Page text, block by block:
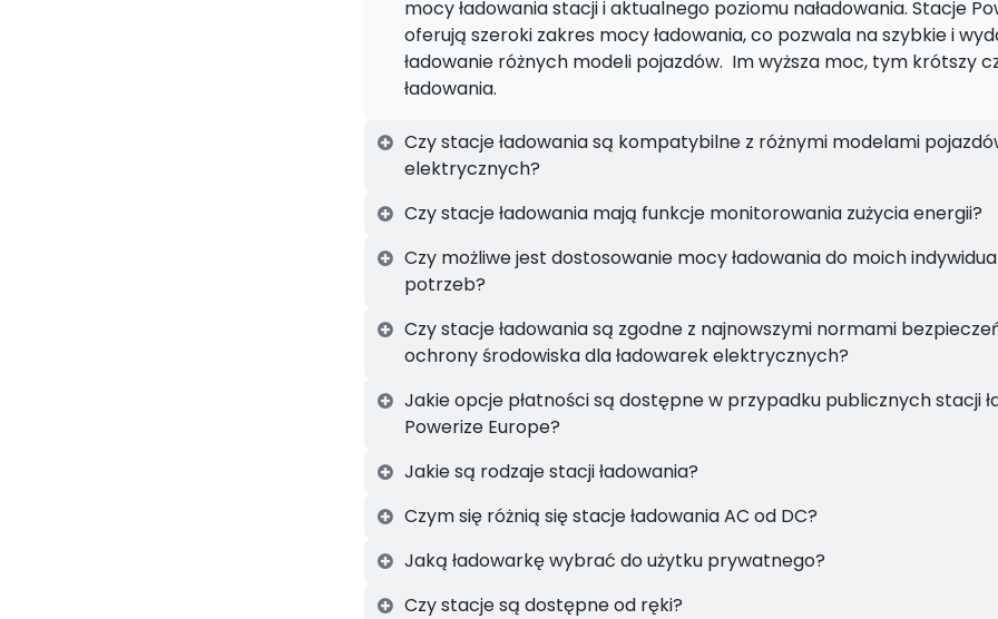
mocy ładowania stacji i aktualnego poziomu naładowania. Stacje
oferują szeroki zakres mocy ładowania, co pozwala na szybkie i
ładowanie różnych modeli pojazdów. Im wyższa moc, tym krótszy
ładowania.
Czy stacje ładowania są kompatybilne z różnymi modelami
elektrycznych?
Czy stacje ładowania mają funkcje monitorowania zużycia energii?
Czy możliwe jest dostosowanie mocy ładowania do moich
potrzeb?
Czy stacje ładowania są zgodne z najnowszymi normami
ochrony środowiska dla ładowarek elektrycznych?
Jakie opcje płatności są dostępne w przypadku publicznych stacji
Powerize Europe?
Jakie są rodzaje stacji ładowania?
Czym się różnią się stacje ładowania AC od DC?
Jaką ładowarkę wybrać do użytku prywatnego?
Czy stacje są dostępne od ręki?